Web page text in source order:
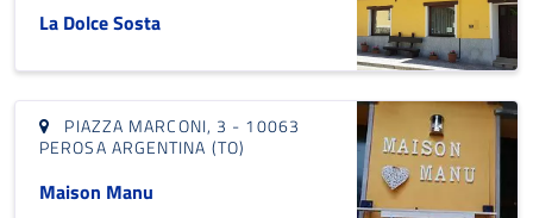
La Dolce Sosta
PIAZZA MARCONI, 3 - 10063
PEROSA ARGENTINA (TO)
Maison Manu